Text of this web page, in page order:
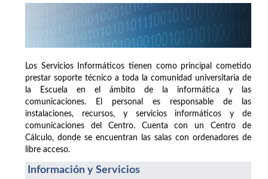
Los Servicios Informáticos tienen como principal cometido
prestar soporte técnico a toda la comunidad universitaria de
la Escuela en el ámbito de la informática y las
comunicaciones. El personal es responsable de las
instalaciones, recursos, y servicios informáticos y de
comunicaciones del Centro. Cuenta con un Centro de
Cálculo, donde se encuentran las salas con ordenadores de
libre acceso.
Información y Servicios